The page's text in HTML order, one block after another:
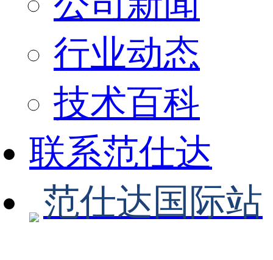
行业动态
技术百科
联系范仕达
范仕达国际站